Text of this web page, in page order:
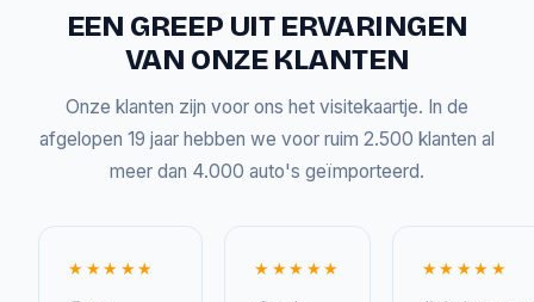
EEN GREEP UIT ERVARINGEN
VAN ONZE KLANTEN
Onze klanten zijn voor ons het visitekaartje. In de
afgelopen 19 jaar hebben we voor ruim 2.500 klanten al
meer dan 4.000 auto's geïmporteerd.
★★★★★
★★★★★
★★★★★